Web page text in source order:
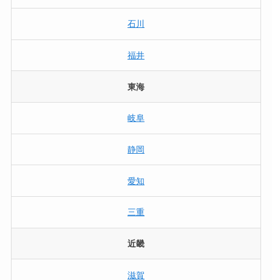
石川
福井
東海
岐阜
静岡
愛知
三重
近畿
滋賀